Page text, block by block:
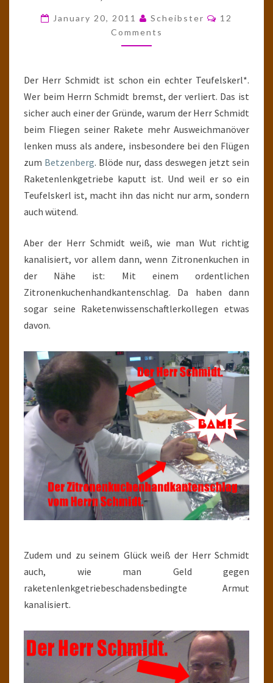
TEIL
XXX
January 20, 2011 Scheibster Comments
12
Comments
Der Herr Schmidt ist schon ein echter Teufelskerl*.
Wer beim Herrn Schmidt bremst, der verliert. Das ist
sicher auch einer der Gründe, warum der Herr Schmidt
beim Fliegen seiner Rakete mehr Ausweichmanöver
lenken muss als andere, insbesondere bei den Flügen
zum Betzenberg. Blöde nur, dass deswegen jetzt sein
Raketenlenkgetriebe kaputt ist. Und weil er so ein
Teufelskerl ist, macht ihn das nicht nur arm, sondern
auch wütend.
Aber der Herr Schmidt weiß, wie man Wut richtig
kanalisiert, vor allem dann, wenn Zitronenkuchen in
der Nähe ist: Mit einem ordentlichen
Zitronenkuchenhandkantenschlag. Da haben dann
sogar seine Raketenwissenschaftlerkollegen etwas
davon.
Zudem und zu seinem Glück weiß der Herr Schmidt
auch, wie man Geld gegen
raketenlenkgetriebeschadensbedingte Armut
kanalisiert.